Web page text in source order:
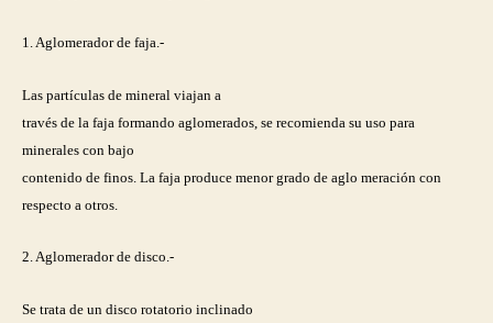
1. Aglomerador de faja.-
Las partículas de mineral viajan a
través de la faja formando aglomerados, se recomienda su uso para
minerales con bajo
contenido de finos. La faja produce menor grado de aglo meración con
respecto a otros.
2. Aglomerador de disco.-
Se trata de un disco rotatorio inclinado